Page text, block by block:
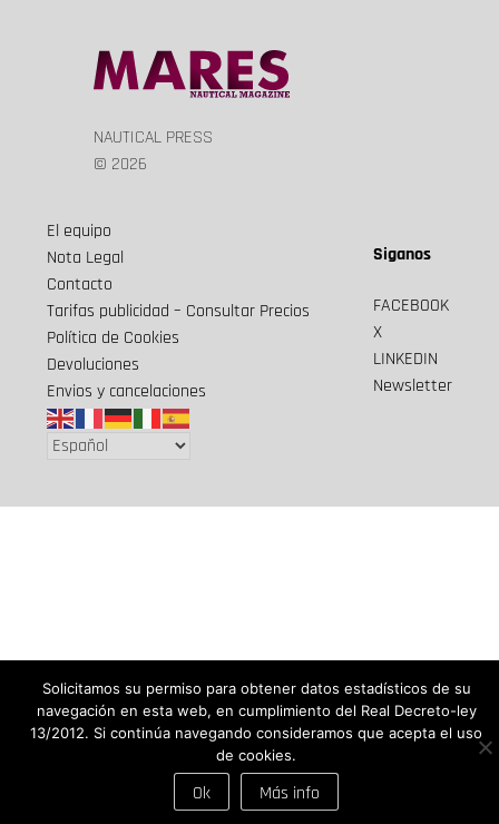
NAUTICAL PRESS
© 2026
El equipo
Nota Legal
Contacto
Tarifas publicidad – Consultar Precios
Política de Cookies
Devoluciones
Envios y cancelaciones
Siganos
FACEBOOK
X
LINKEDIN
Newsletter
Solicitamos su permiso para obtener datos estadísticos de su
navegación en esta web, en cumplimiento del Real Decreto-ley
13/2012. Si continúa navegando consideramos que acepta el uso
de cookies.
Ok Más info